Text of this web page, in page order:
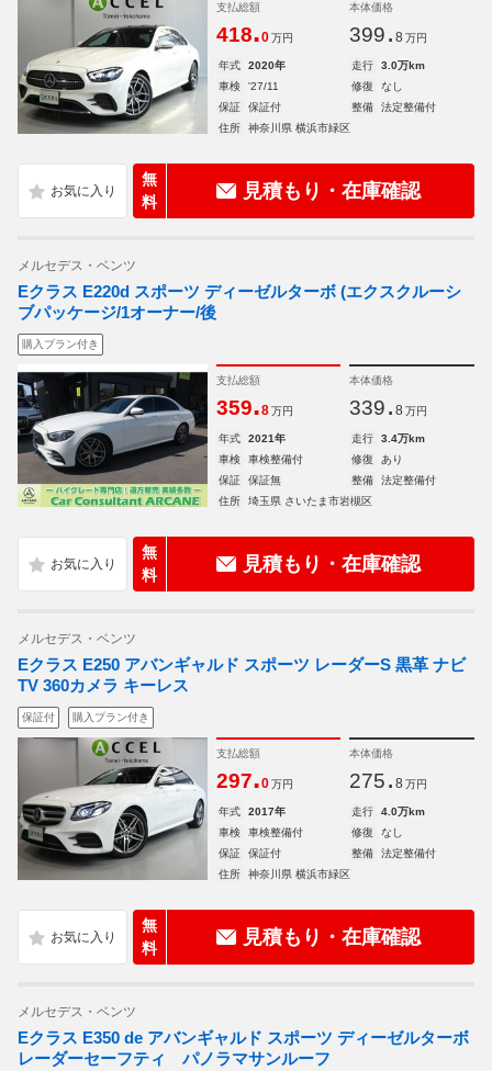
支払総額
418.0 万円
本体価格
399. 8 万円
年式 2020年 走行
3.0万km
車検
'27/11 修復
なし
保証
保証付 整備
法定整備付
住所
神奈川県 横浜市緑区
無
料
見積もり・在庫確認
メルセデス・ベンツ
Eクラス E220d スポーツ ディーゼルターボ (エクスクルーシ
ブパッケージ/1オーナー/後
購入プラン付き
支払総額
359.8 万円
本体価格
339. 8 万円
年式 2021年 走行
3.4万km
車検
車検整備付 修復
あり
保証
保証無 整備
法定整備付
住所
埼玉県 さいたま市岩槻区
無
料
見積もり・在庫確認
メルセデス・ベンツ
Eクラス E250 アバンギャルド スポーツ レーダーS 黒革 ナビ
TV 360カメラ キーレス
保証付 購入プラン付き
支払総額
297.0 万円
本体価格
275. 8 万円
年式 2017年 走行
4.0万km
車検
車検整備付 修復
なし
保証
保証付 整備
法定整備付
住所
神奈川県 横浜市緑区
無
料
見積もり・在庫確認
メルセデス・ベンツ
Eクラス E350 de アバンギャルド スポーツ ディーゼルターボ
レーダーセーフティ パノラマサンルーフ